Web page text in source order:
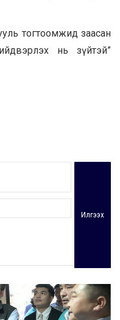
тогтоомжид заасан
нь зүйтэй”
Илгээх